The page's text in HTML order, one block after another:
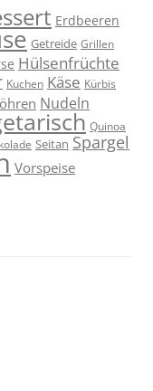
Erdbeeren
Getreide Grillen
Hülsenfrüchte
Kuchen Käse Kürbis
Nudeln
Quinoa
Seitan Spargel
Vorspeise